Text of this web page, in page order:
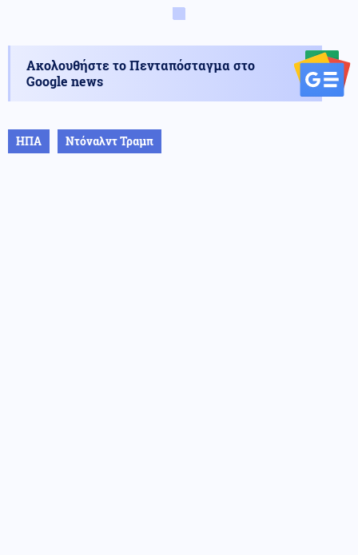
Ακολουθήστε το Πενταπόσταγμα στο
Google news
ΗΠΑ Ντόναλντ Τραμπ